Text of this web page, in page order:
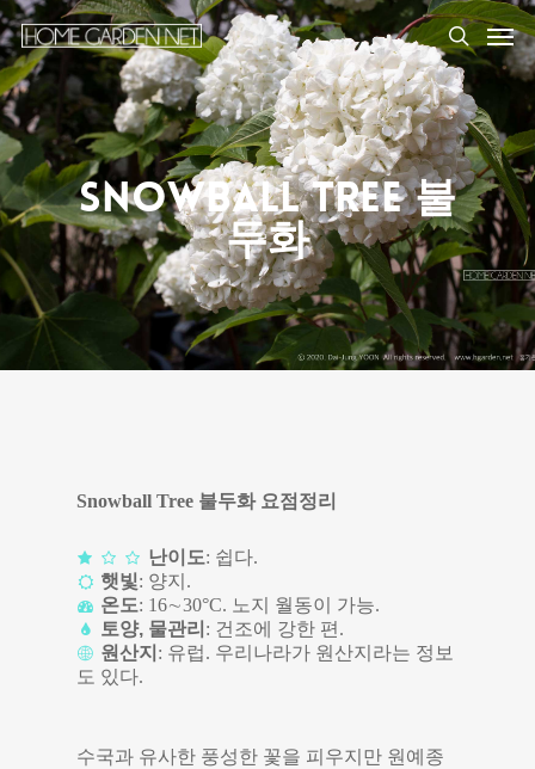
Snowball Tree 불
두화
Snowball Tree 불두화 요점정리
난이도: 쉽다.
햇빛: 양지.
온도: 16∼30°C. 노지 월동이 가능.
토양, 물관리 : 건조에 강한 편.
원산지 : 유럽. 우리나라가 원산지라는 정보
도 있다.
수국과 유사한 풍성한 꽃을 피우지만 원예종